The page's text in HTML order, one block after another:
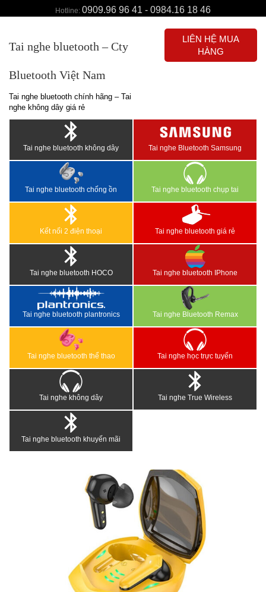
Hotline: 0909.96 96 41 - 0984.16 18 46
Tai nghe bluetooth – Cty
Bluetooth Việt Nam
Tai nghe bluetooth chính hãng – Tai
nghe không dây giá rẻ
LIÊN HỆ MUA
HÀNG
Tai nghe bluetooth không dây Tai nghe Bluetooth Samsung
Tai nghe bluetooth chống ồn Tai nghe bluetooth chụp tai
Kết nối 2 điện thoại Tai nghe bluetooth giá rẻ
Tai nghe bluetooth HOCO Tai nghe bluetooth IPhone
Tai nghe bluetooth plantronics Tai nghe Bluetooth Remax
Tai nghe bluetooth thể thao Tai nghe học trực tuyến
Tai nghe không dây Tai nghe True Wireless
Tai nghe bluetooth khuyến mãi